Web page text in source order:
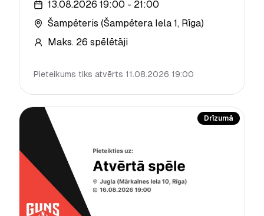
13.08.2026 19:00 - 21:00
Šampēteris (Šampētera Iela 1, Rīga)
Maks. 26 spēlētāji
Pieteikums tiks atvērts 11.08.2026 19:00
Drīzumā